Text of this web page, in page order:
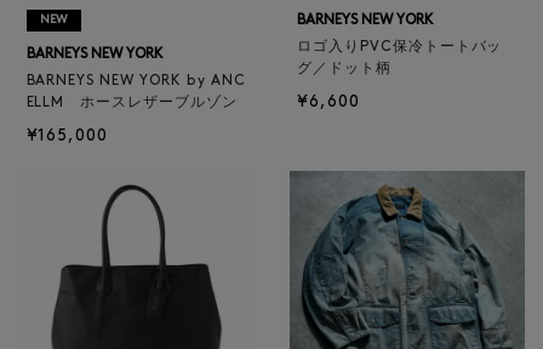
NEW
BARNEYS NEW YORK
BARNEYS NEW YORK by ANC
ELLM ホースレザーブルゾン
¥165,000
BARNEYS NEW YORK
ロゴ入りPVC保冷トートバッ
グ／ドット柄
¥6,600